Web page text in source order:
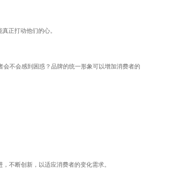
正打动他们的心。
不会感到困惑？品牌的统一形象可以增加消费者的
不断创新，以适应消费者的变化需求。